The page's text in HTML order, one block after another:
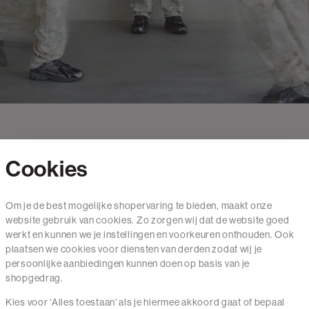
Mail ons
020 - 3412 650
Van maandag t/m vrijdag van 8.30 uur tot 18.00 uur.
Cookies
Om je de best mogelijke shopervaring te bieden, maakt onze
website gebruik van cookies. Zo zorgen wij dat de website goed
werkt en kunnen we je instellingen en voorkeuren onthouden. Ook
plaatsen we cookies voor diensten van derden zodat wij je
persoonlijke aanbiedingen kunnen doen op basis van je
shopgedrag.
Kies voor 'Alles toestaan' als je hiermee akkoord gaat of bepaal